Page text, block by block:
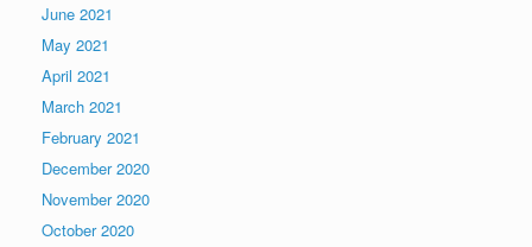
June 2021
May 2021
April 2021
March 2021
February 2021
December 2020
November 2020
October 2020